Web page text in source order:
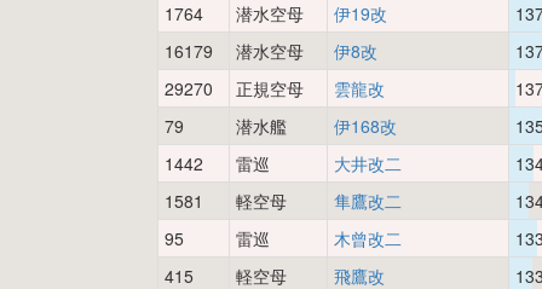
1764
潜水空母 伊19改
16179
潜水空母 伊8改
29270
正規空母 雲龍改
79
潜水艦 伊168改
1442
雷巡 大井改二
1581
軽空母 隼鷹改二
95
雷巡 木曾改二
415
軽空母 飛鷹改